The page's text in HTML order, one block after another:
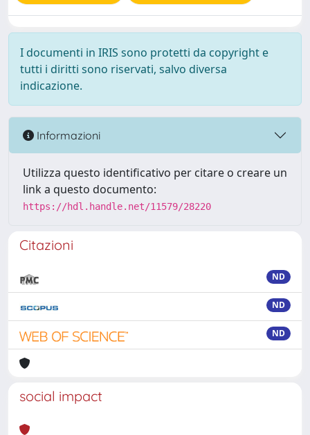
I documenti in IRIS sono protetti da copyright e
tutti i diritti sono riservati, salvo diversa
indicazione.
Informazioni
Utilizza questo identificativo per citare o creare un
link a questo documento:
https://hdl.handle.net/11579/28220
Citazioni
ND
ND
ND
social impact